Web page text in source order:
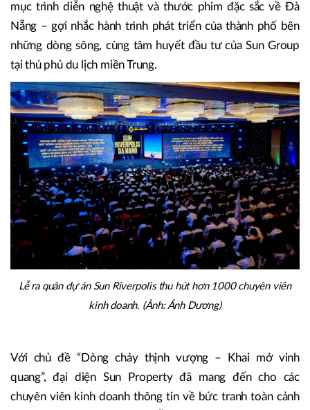
mục trình diễn nghệ thuật và thước phim đặc sắc về Đà
Nẵng – gợi nhắc hành trình phát triển của thành phố bên
những dòng sông, cùng tâm huyết đầu tư của Sun Group
tại thủ phủ du lịch miền Trung.
Lễ ra quân dự án Sun Riverpolis thu hút hơn 1000 chuyên viên
kinh doanh. (Ảnh: Ánh Dương)
Với chủ đề “Dòng chảy thịnh vượng – Khai mở vinh
quang”, đại diện Sun Property đã mang đến cho các
chuyên viên kinh doanh thông tin về bức tranh toàn cảnh